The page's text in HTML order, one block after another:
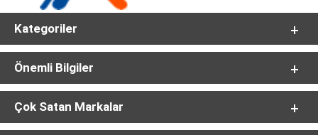
Kategoriler
Önemli Bilgiler
Çok Satan Markalar